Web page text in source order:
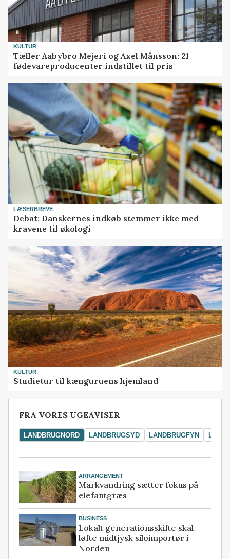
KULTUR
Tæller Aabybro Mejeri og Axel Månsson: 21
fødevareproducenter indstillet til pris
LÆSERBREVE
Debat: Danskernes indkøb stemmer ikke med
kravene til økologi
KULTUR
Studietur til kænguruens hjemland
FRA VORES UGEAVISER
LANDBRUGNORD LANDBRUGSYD LANDBRUGFYN
ARRANGEMENT
Markvandring sætter fokus på
elefantgræs
BUSINESS
Lokalt generationsskifte skal
løfte midtjysk siloimportør i
Norden